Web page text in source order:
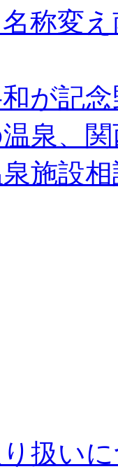
名称変
が記
泉、
施設
扱い